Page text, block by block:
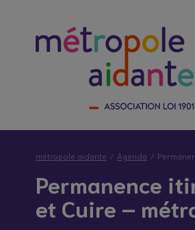
métropole aidante Agenda
Permanence
et Cuire –